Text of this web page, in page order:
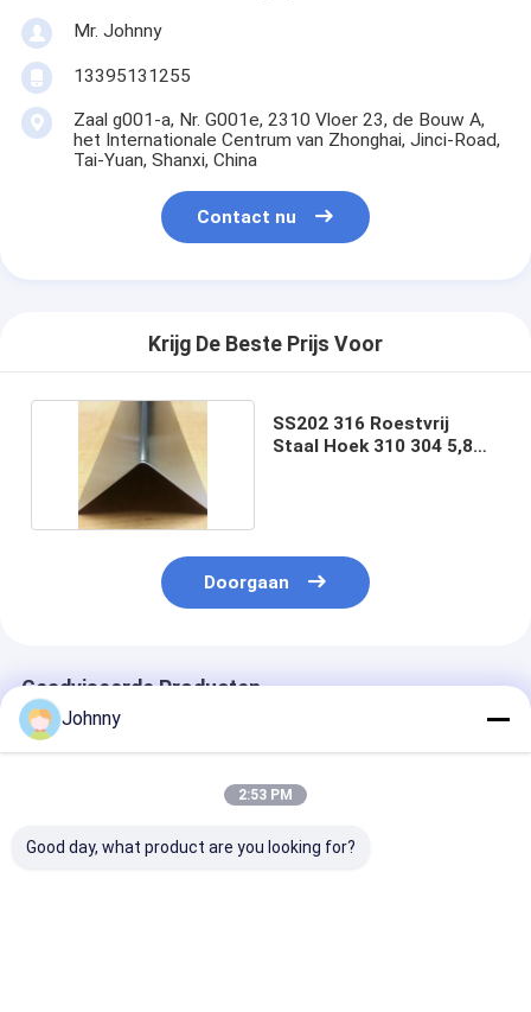
Mr. Johnny
13395131255
Zaal g001-a, Nr. G001e, 2310 Vloer 23, de Bouw A,
het Internationale Centrum van Zhonghai, Jinci-Road,
Tai-Yuan, Shanxi, China
Contact nu
Krijg De Beste Prijs Voor
SS202 316 Roestvrij
Staal Hoek 310 304 5,8m
Doorgaan
Geadviseerde Producten
Johnny
2:53 PM
Good day, what product are you looking for?